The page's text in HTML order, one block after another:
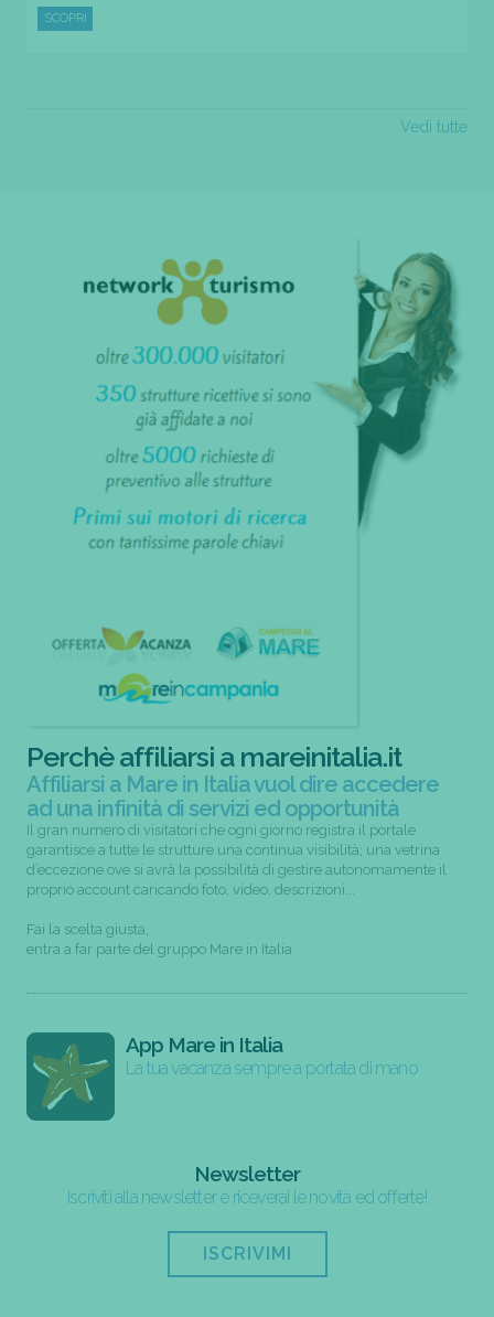
SCOPRI
Vedi tutte
Perchè affiliarsi a mareinitalia.it
Affiliarsi a Mare in Italia vuol dire accedere
ad una infinità di servizi ed opportunità
Il gran numero di visitatori che ogni giorno registra il portale
garantisce a tutte le strutture una continua visibilità; una vetrina
d’eccezione ove si avrà la possibilità di gestire autonomamente il
proprio account caricando foto, video, descrizioni...
Fai la scelta giusta,
entra a far parte del gruppo Mare in Italia
App Mare in Italia
La tua vacanza sempre a portata di mano
Newsletter
Iscriviti alla newsletter e riceverai le novità ed offerte!
ISCRIVIMI